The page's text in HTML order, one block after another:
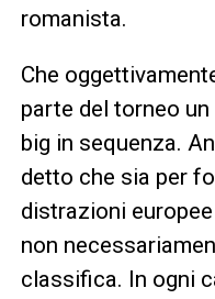
romanista.
Che
parte del torneo
big in sequenza.
detto che sia per
distrazioni
non
classifica. In ogni